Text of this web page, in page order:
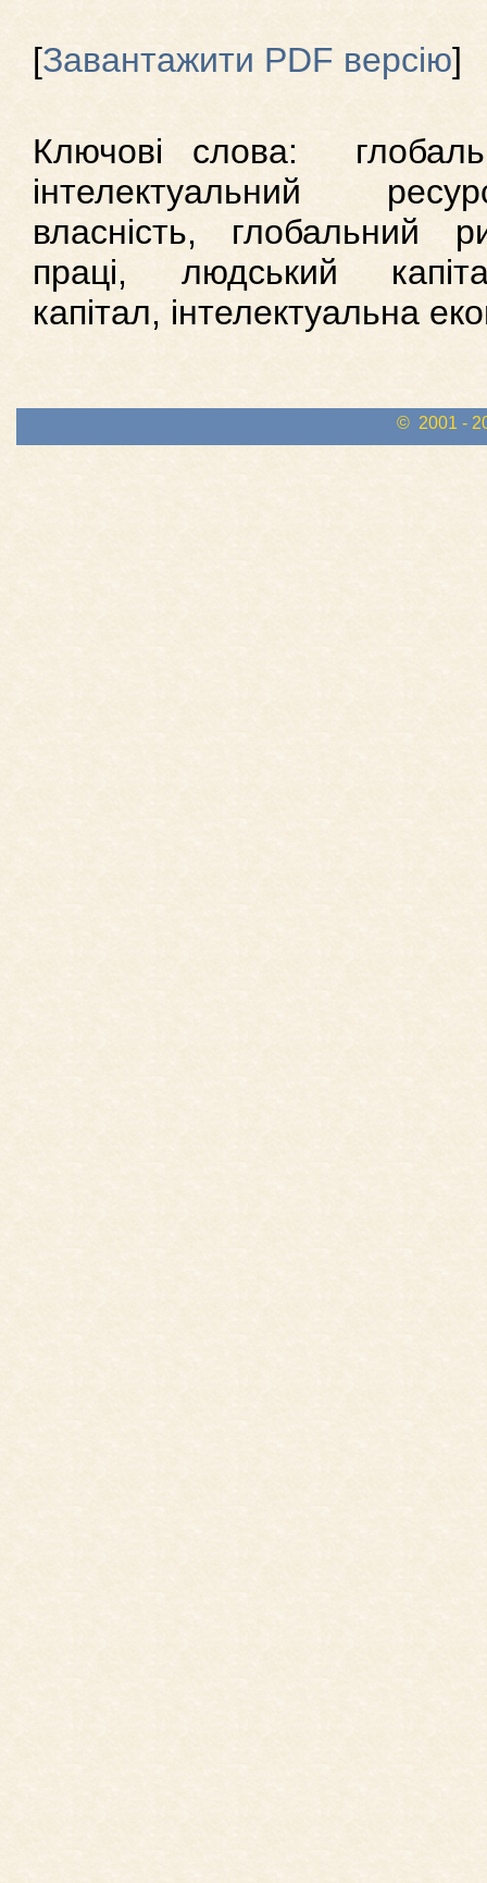
[Завантажити PDF версію]
Ключові слова:
інтелектуальний
власність, глобальний
праці, людський
капітал, інтелектуальна
© 2001 -